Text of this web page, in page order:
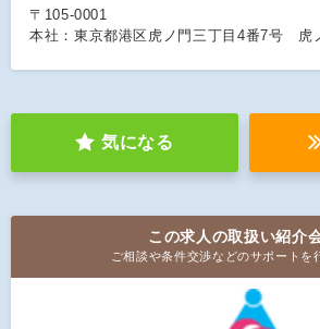
〒105-0001
本社：東京都港区虎ノ門三丁目4番7号 虎
気になる
この求人の取扱い紹介
ご相談や条件交渉などのサポートを